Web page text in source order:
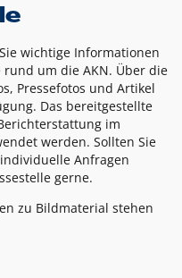
wichtige Informationen
um die AKN. Über die
Pressefotos und Artikel
Das bereitgestellte
im
werden. Sollten Sie
Anfragen
gerne.
zu Bildmaterial stehen